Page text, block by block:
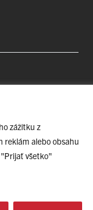
alebo obsahu
všetko"